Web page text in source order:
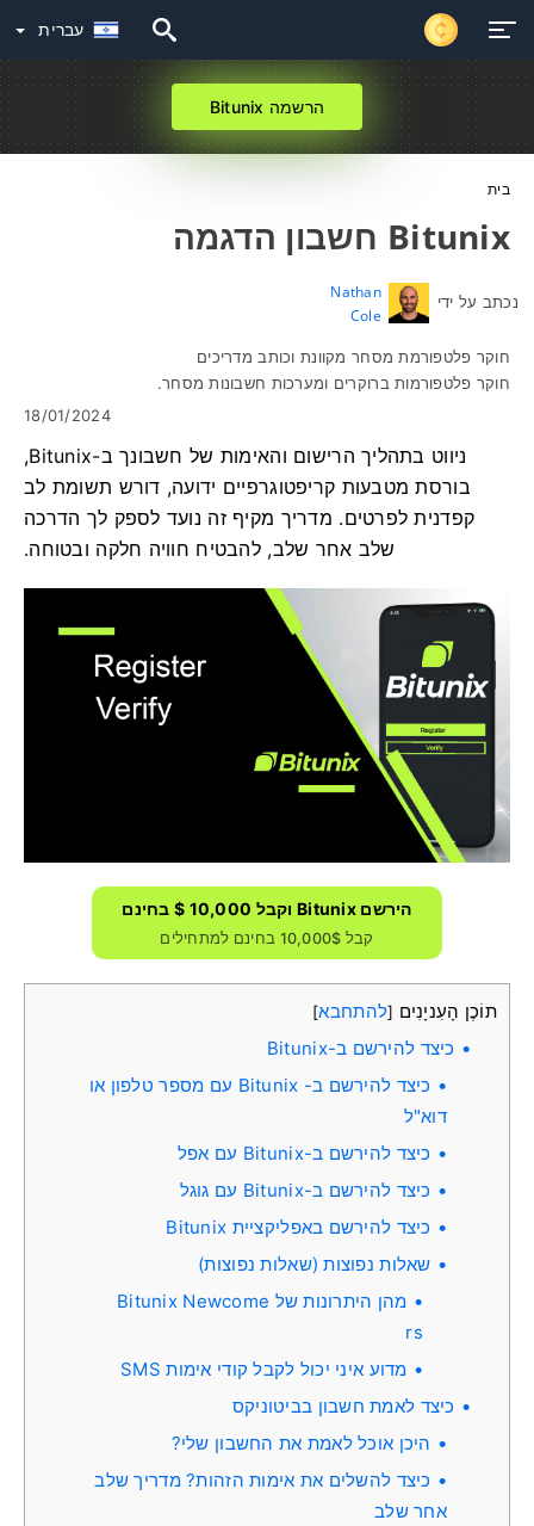
עברית
הרשמה Bitunix
בית
Bitunix חשבון הדגמה
נכתב על ידי
Nathan
Cole
חוקר פלטפורמת מסחר מקוונת וכותב מדריכים
חוקר פלטפורמות ברוקרים ומערכות חשבונות מסחר.
18/01/2024
ניווט בתהליך הרישום והאימות של חשבונך ב-Bitunix,
בורסת מטבעות קריפטוגרפיים ידועה, דורש תשומת לב
קפדנית לפרטים. מדריך מקיף זה נועד לספק לך הדרכה
שלב אחר שלב, להבטיח חוויה חלקה ובטוחה.
הירשם Bitunix וקבל 10,000 $ בחינם
קבל 10,000$ בחינם למתחילים
תוֹכֶן הָעִניָנִים [להתחבא]
כיצד להירשם ב-Bitunix
כיצד להירשם ב- Bitunix עם מספר טלפון או
דוא"ל
כיצד להירשם ב-Bitunix עם אפל
כיצד להירשם ב-Bitunix עם גוגל
כיצד להירשם באפליקציית Bitunix
שאלות נפוצות (שאלות נפוצות)
מהן היתרונות של Bitunix Newcome
rs
מדוע איני יכול לקבל קודי אימות SMS
כיצד לאמת חשבון בביטוניקס
היכן אוכל לאמת את החשבון שלי?
כיצד להשלים את אימות הזהות? מדריך שלב
אחר שלב